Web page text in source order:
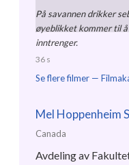
På savannen drikker
øyeblikket kommer til
inntrenger.
36 s
Se flere filmer —
Mel Hoppenheim
Canada
Avdeling av